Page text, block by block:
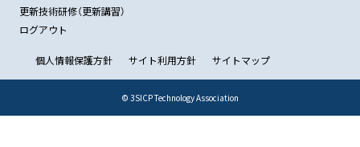
更新技術研修（更新講習）
ログアウト
個人情報保護方針 サイト利用方針 サイトマップ
© 3SICP Technology Association